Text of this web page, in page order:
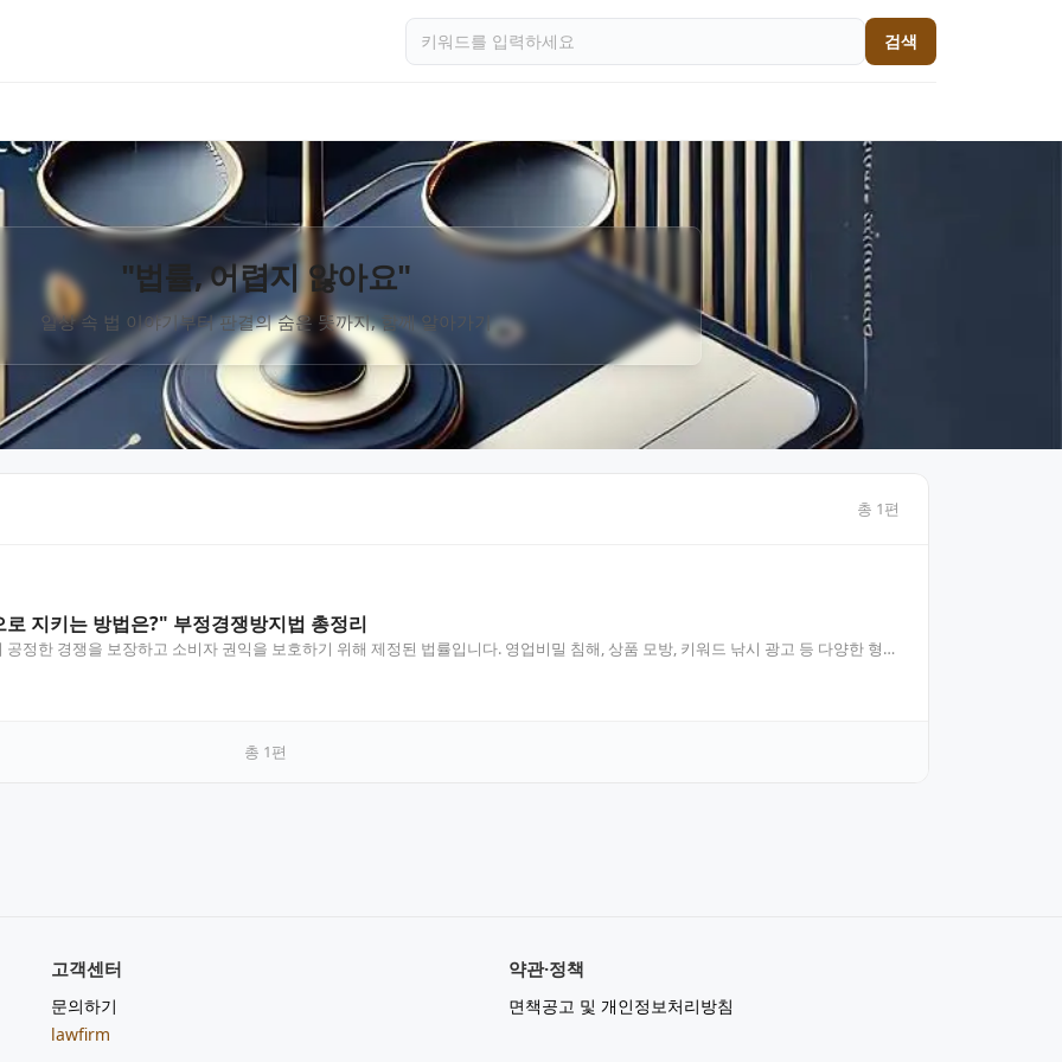
검색
"법률, 어렵지 않아요"
일상 속 법 이야기부터 판결의 숨은 뜻까지, 함께 알아가기
총 1편
지키는 방법은?" 부정경쟁방지법 총정리
정한 경쟁을 보장하고 소비자 권익을 보호하기 위해 제정된 법률입니다. 영업비밀 침해, 상품 모방, 키워드 낚시 광고 등 다양한 형태
총 1편
고객센터
문의하기
lawfirm
약관·정책
면책공고 및 개인정보처리방침